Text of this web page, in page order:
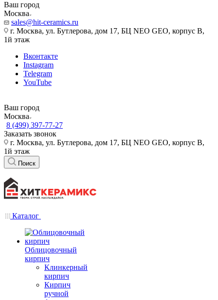
Ваш город
Москва
sales@hit-ceramics.ru
г. Москва, ул. Бутлерова, дом 17, БЦ NEO GEO, корпус В,
1й этаж
Вконтакте
Instagram
Telegram
YouTube
Ваш город
Москва
8 (499) 397-77-27
Заказать звонок
г. Москва, ул. Бутлерова, дом 17, БЦ NEO GEO, корпус В,
1й этаж
Поиск
Каталог
Облицовочный
кирпич
Клинкерный
кирпич
Кирпич
ручной